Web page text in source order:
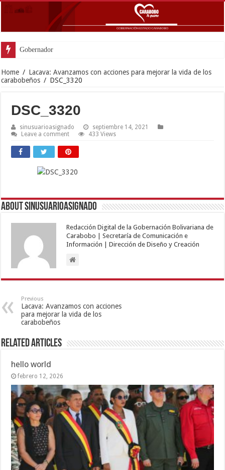
Gobernador Lacava anunció
Home / Lacava: Avanzamos con acciones para mejorar la vida de los
carabobeños / DSC_3320
DSC_3320
sinusuarioasignado
septiembre 14, 2021
Leave a comment
433 Views
About sinusuarioasignado
Redacción Digital de la Gobernación Bolivariana de
Carabobo | Secretaría de Comunicación e
Información | Dirección de Diseño y Creación
Previous
Lacava: Avanzamos con acciones
para mejorar la vida de los
carabobeños
Related Articles
hello world
febrero 12, 2026